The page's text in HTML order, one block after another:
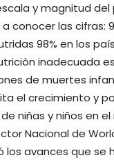
y magnitud del
a conocer las cifras:
98% en los
inadecuada
de muertes
el crecimiento y
niñas y niños en
Nacional de
los avances que se